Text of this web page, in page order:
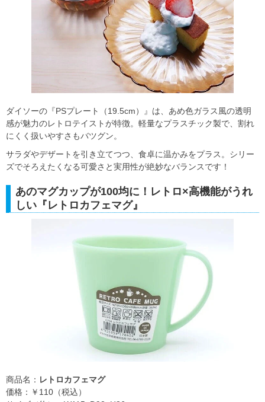
ダイソーの『PSプレート（19.5cm）』は、あめ色ガラス風の透明
感が魅力のレトロテイストが特徴。軽量なプラスチック製で、割れ
にくく扱いやすさもバツグン。
サラダやデザートを引き立てつつ、食卓に温かみをプラス。シリー
ズでそろえたくなる可愛さと実用性が絶妙なバランスです！
あのマグカップが100均に！レトロ×高機能がうれ
しい『レトロカフェマグ』
商品名： レトロカフェマグ
価格：￥110（税込）